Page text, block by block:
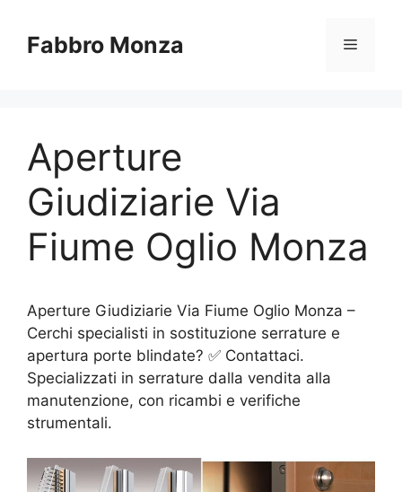
contenuto
Fabbro Monza Menu
Aperture
Giudiziarie Via
Fiume Oglio Monza
Aperture Giudiziarie Via Fiume Oglio Monza –
Cerchi specialisti in sostituzione serrature e
apertura porte blindate? ✅ Contattaci.
Specializzati in serrature dalla vendita alla
manutenzione, con ricambi e verifiche
strumentali.